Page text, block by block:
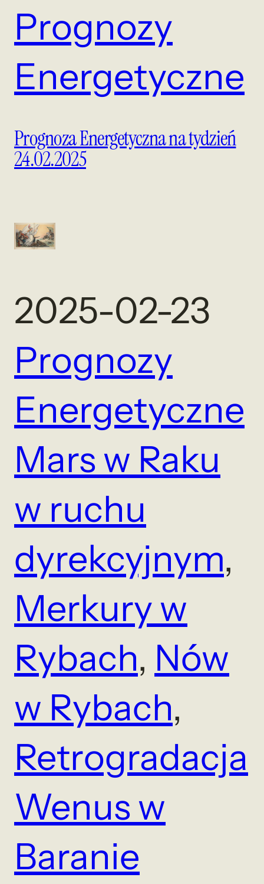
Prognozy
Energetyczne
Prognoza Energetyczna na tydzień
24.02.2025
2025-02-23
Prognozy
Energetyczne
Mars w Raku
w ruchu
dyrekcyjnym
Merkury w
Rybach, Nów
w Rybach
Retrogradacja
Wenus w
Baranie